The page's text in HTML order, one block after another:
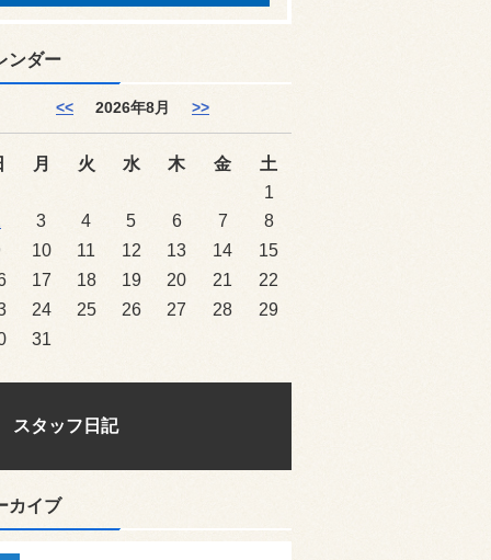
ンダー
<< 2026年8月 >>
月 火 水 木 金
土
1
3 4 5 6 7
8
10 11 12 13 14
15
17 18 19 20 21
22
24 25 26 27 28
29
31
スタッフ日記
カイブ